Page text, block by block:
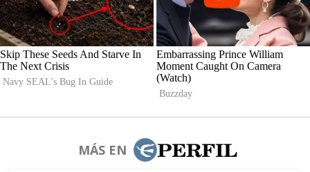
MÁS EN